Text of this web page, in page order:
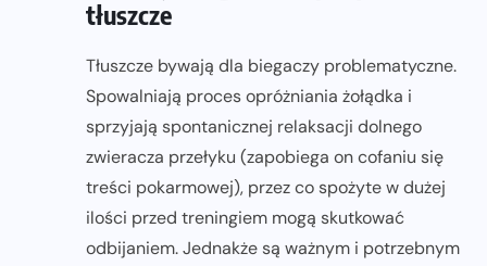
tłuszcze
Tłuszcze bywają dla biegaczy problematyczne.
Spowalniają proces opróżniania żołądka i
sprzyjają spontanicznej relaksacji dolnego
zwieracza przełyku (zapobiega on cofaniu się
treści pokarmowej), przez co spożyte w dużej
ilości przed treningiem mogą skutkować
odbijaniem. Jednakże są ważnym i potrzebnym